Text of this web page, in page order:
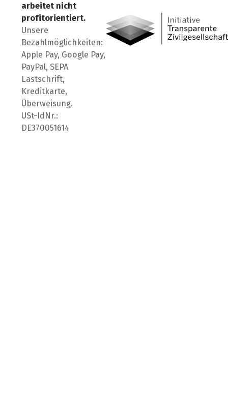
arbeitet nicht
profitorientiert.
Unsere
Bezahlmöglichkeiten:
Apple Pay, Google Pay,
PayPal, SEPA
Lastschrift,
Kreditkarte,
Überweisung.
USt-IdNr.:
DE370051614